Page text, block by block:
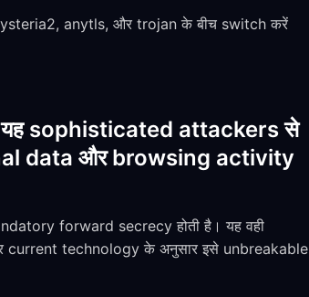
anytls, और trojan के बीच switch करें
यह sophisticated attackers से
data और browsing activity
forward secrecy होती है। यह वही
current technology के अनुसार इसे unbreakable